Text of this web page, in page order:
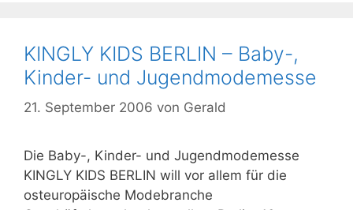
KINGLY KIDS BERLIN – Baby-,
Kinder- und Jugendmodemesse
21. September 2006 von Gerald
Die Baby-, Kinder- und Jugendmodemesse
KINGLY KIDS BERLIN will vor allem für die
osteuropäische Modebranche